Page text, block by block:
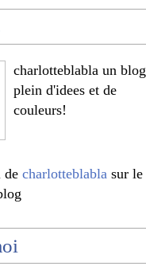
charlotteblabla un blog
plein d'idees et de
couleurs!
de charlotteblabla sur le